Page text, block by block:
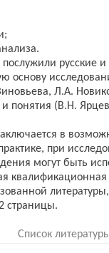
русские
основу
Л.А.
и понятия (В.Н.
в
при
могут быть
Список